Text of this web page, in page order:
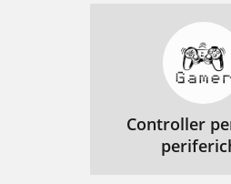
Controller